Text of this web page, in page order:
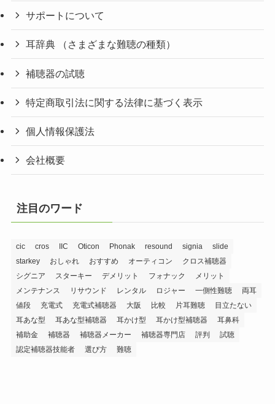
サポートについて
耳辞典 （さまざまな難聴の種類）
補聴器の試聴
特定商取引法に関する法律に基づく表示
個人情報保護法
会社概要
注目のワード
cic cros IIC Oticon Phonak resound signia
slide
starkey
おしゃれ おすすめ オーティコン
クロス補聴器
シグニア
スターキー デメリット フォナック
メリット
メンテナンス
リサウンド レンタル ロジャー 一側性難聴
両耳
値段
充電式 充電式補聴器 大阪 比較 片耳難聴
目立たない
耳あな型
耳あな型補聴器 耳かけ型 耳かけ型補聴器
耳鼻科
補助金
補聴器 補聴器メーカー 補聴器専門店 評判
試聴
認定補聴器技能者
選び方 難聴